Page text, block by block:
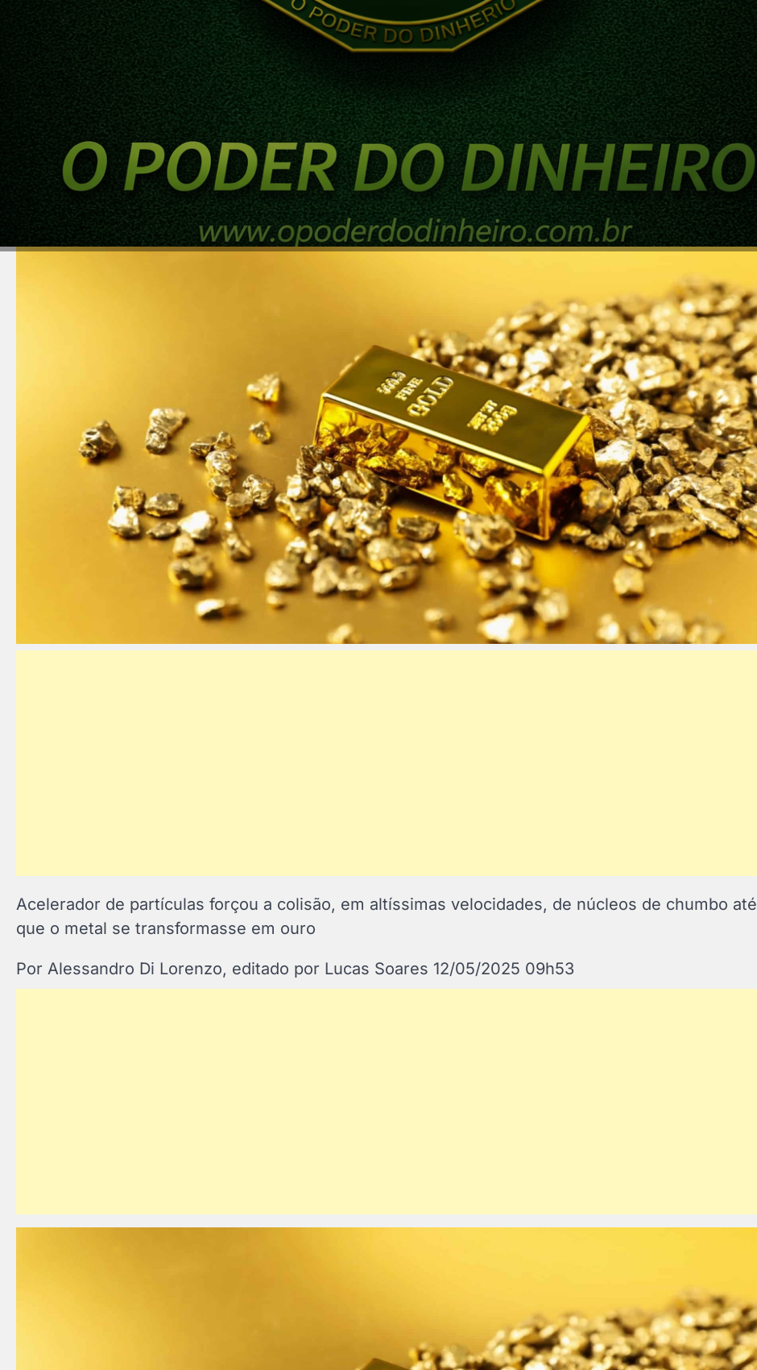
DÍVIDA ECONOMIA EDUCAÇÃO FINANCEIRA INVESTIMENTOS UNCATEGORIZED
Transformando Chumbo em Ouro – experimento inédito
do acelerador de partículas
12/05/2025
Acelerador de partículas forçou a colisão, em altíssimas velocidades, de núcleos de chumbo até
que o metal se transformasse em ouro
Por Alessandro Di Lorenzo, editado por Lucas Soares 12/05/2025 09h53